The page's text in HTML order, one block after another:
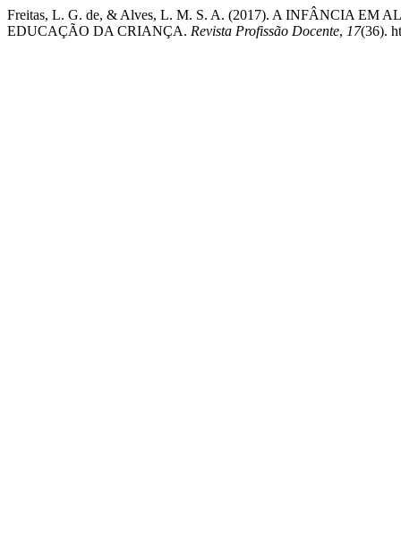
Freitas, L. G. de, & Alves, L. M. S. A. (2017). A INFÂNCIA EM
EDUCAÇÃO DA CRIANÇA. Revista Profissão Docente, 17(36).